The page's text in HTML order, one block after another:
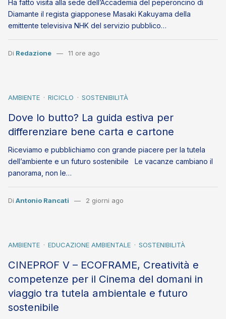
Ha fatto visita alla sede dell’Accademia del peperoncino di
Diamante il regista giapponese Masaki Kakuyama della
emittente televisiva NHK del servizio pubblico…
Di Redazione 11 ore ago
AMBIENTE RICICLO SOSTENIBILITÀ
Dove lo butto? La guida estiva per
differenziare bene carta e cartone
Riceviamo e pubblichiamo con grande piacere per la tutela
dell’ambiente e un futuro sostenibile Le vacanze cambiano il
panorama, non le…
Di Antonio Rancati 2 giorni ago
AMBIENTE EDUCAZIONE AMBIENTALE SOSTENIBILITÀ
CINEPROF V – ECOFRAME, Creatività e
competenze per il Cinema del domani in
viaggio tra tutela ambientale e futuro
sostenibile